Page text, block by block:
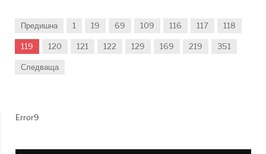
Предишна 1 19 69 109 116 117 118
119 120 121 122 129 169 219 351
Следваща
Error9